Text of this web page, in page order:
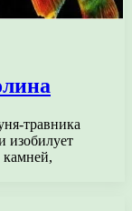
травника
изобилует